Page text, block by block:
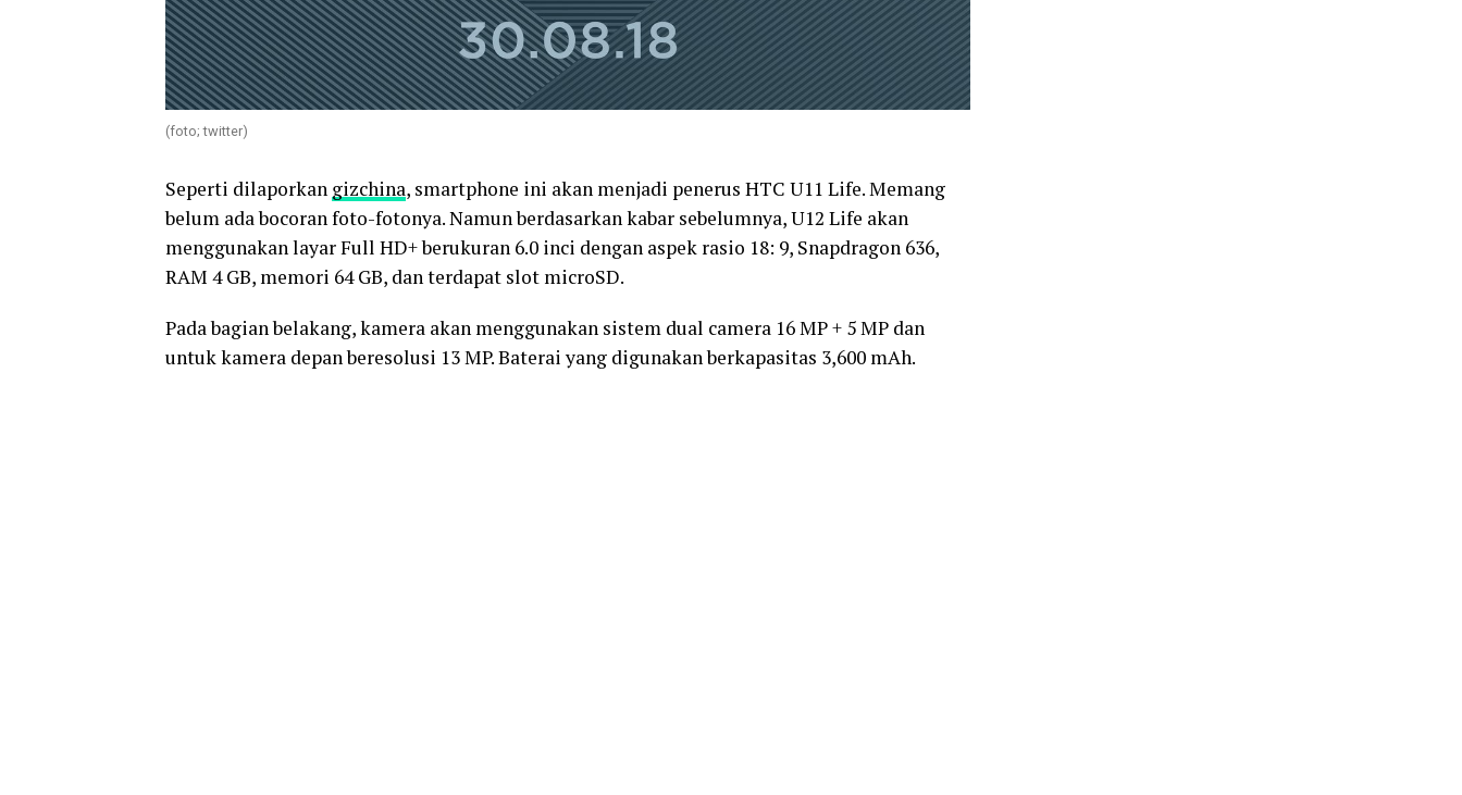
(foto; twitter)
Seperti dilaporkan gizchina, smartphone ini akan menjadi penerus HTC U11 Life. Memang
belum ada bocoran foto-fotonya. Namun berdasarkan kabar sebelumnya, U12 Life akan
menggunakan layar Full HD+ berukuran 6.0 inci dengan aspek rasio 18: 9, Snapdragon 636,
RAM 4 GB, memori 64 GB, dan terdapat slot microSD.
Pada bagian belakang, kamera akan menggunakan sistem dual camera 16 MP + 5 MP dan
untuk kamera depan beresolusi 13 MP. Baterai yang digunakan berkapasitas 3,600 mAh.